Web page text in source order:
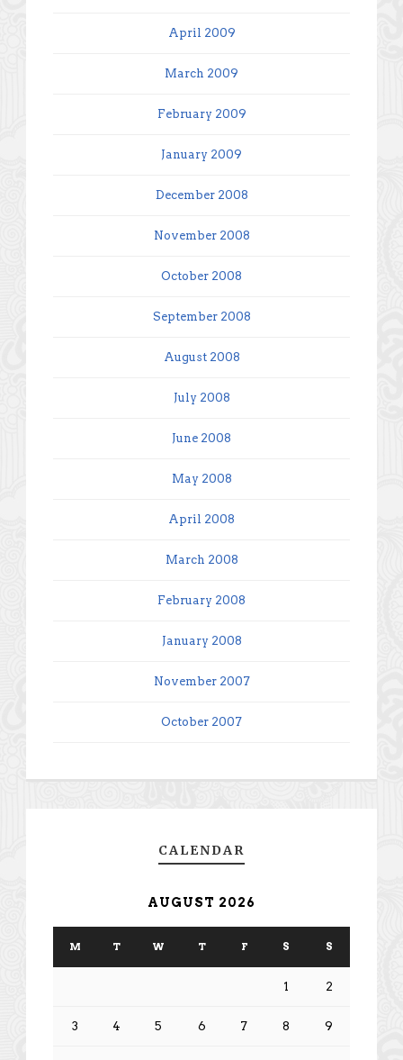
April 2009
March 2009
February 2009
January 2009
December 2008
November 2008
October 2008
September 2008
August 2008
July 2008
June 2008
May 2008
April 2008
March 2008
February 2008
January 2008
November 2007
October 2007
CALENDAR
AUGUST 2026
M T W T F S S
1 2
3 4 5 6 7 8 9